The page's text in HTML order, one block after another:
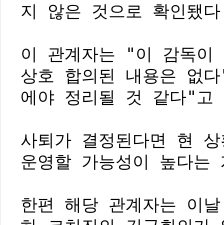
지 않은 것으로 확인됐
이 관계자는 "이 감독이
상호 합의된 내용은 없
에야 정리될 것 같다"고
사퇴가 결정된다면 현
운영할 가능성이 높다
한편 해당 관계자는 이